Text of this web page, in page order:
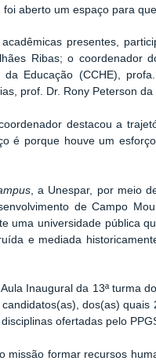
aberto um espaço para
presentes,
Ribas; o coordenador
da Educação (CCHE),
prof. Dr. Rony Peterson da
destacou a
é porque houve um
, a Unespar, por meio
de Campo
uma universidade pública
e mediada
Inaugural da 13ª turma
,dos(as) quais
ofertadas pelo
missão formar recursos